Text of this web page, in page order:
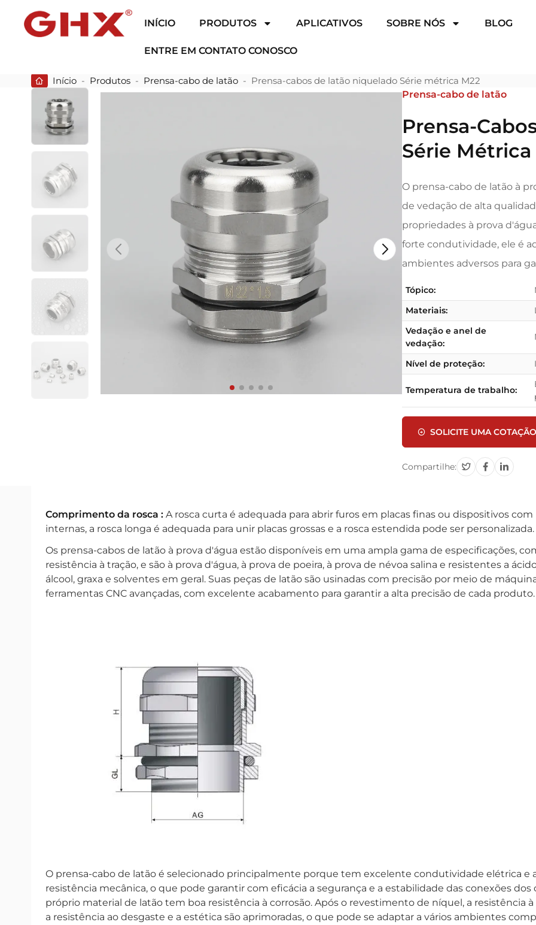
INÍCIO PRODUTOS APLICATIVOS SOBRE NÓS BLOG
ENTRE EM CONTATO CONOSCO
Início - Produtos - Prensa-cabo de latão - Prensa-cabos de latão niquelado Série métrica M22
Prensa-cabo de latão
Prensa-
Série Métrica
O prensa-cabo de latão à
de vedação de alta
propriedades à prova
forte condutividade, ele é
ambientes adversos para
Tópico:
Materiais:
Vedação e anel de
vedação:
Nível de proteção:
Temperatura de trabalho:
SOLICITE UMA COTAÇÃO
Compartilhe:
Comprimento da rosca : A rosca curta é adequada para abrir furos em placas finas ou dispositivos com
internas, a rosca longa é adequada para unir placas grossas e a rosca estendida pode ser personalizada.
Os prensa-cabos de latão à prova d'água estão disponíveis em uma ampla gama de especificações,
resistência à tração, e são à prova d'água, à prova de poeira, à prova de névoa salina e resistentes a
álcool, graxa e solventes em geral. Suas peças de latão são usinadas com precisão por meio de
ferramentas CNC avançadas, com excelente acabamento para garantir a alta precisão de cada produto.
O prensa-cabo de latão é selecionado principalmente porque tem excelente condutividade elétrica e
resistência mecânica, o que pode garantir com eficácia a segurança e a estabilidade das conexões dos
próprio material de latão tem boa resistência à corrosão. Após o revestimento de níquel, a resistência à
a resistência ao desgaste e a estética são aprimoradas, o que pode se adaptar a vários ambientes